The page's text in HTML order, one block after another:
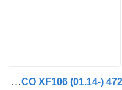
صمام التحكم في الفرامل WABCO XF106 (01.14-) 4728901120 لـ السيارات القاطرة DAF XF106 (2014-)